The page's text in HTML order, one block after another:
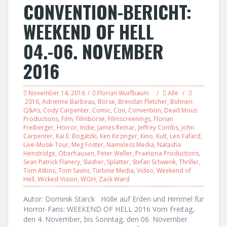
CONVENTION-BERICHT:
WEEKEND OF HELL
04.-06. NOVEMBER
2016
November 14, 2016 Florian Wurfbaum
Alle
2016, Adrienne Barbeau, Börse, Brendan Fletcher, Bühnen-
Q&As, Cody Carpenter, Comic, Con, Convention, Dead Mous
Productions, Film, Filmbörse, Filmscreenings, Florian
Freiberger, Horror, Indie, James Remar, Jeffrey Combs, John
Carpenter, Kai E. Bogatzki, Ken Kirzinger, Kino, Kult, Leo Fafard,
Live-Musik-Tour, Meg Foster, Nameless Media, Natasha
Henstridge, Oberhausen, Peter Weller, Praetoria Productions,
Sean Patrick Flanery, Slasher, Splatter, Stefan Schwenk, Thriller,
Tom Atkins, Tom Savini, Turbine Media, Video, Weekend of
Hell, Wicked-Vision, WOH, Zack Ward
Autor: Dominik Starck Hölle auf Erden und Himmel für
Horror-Fans: WEEKEND OF HELL 2016 Vom Freitag,
den 4. November, bis Sonntag, den 06. November